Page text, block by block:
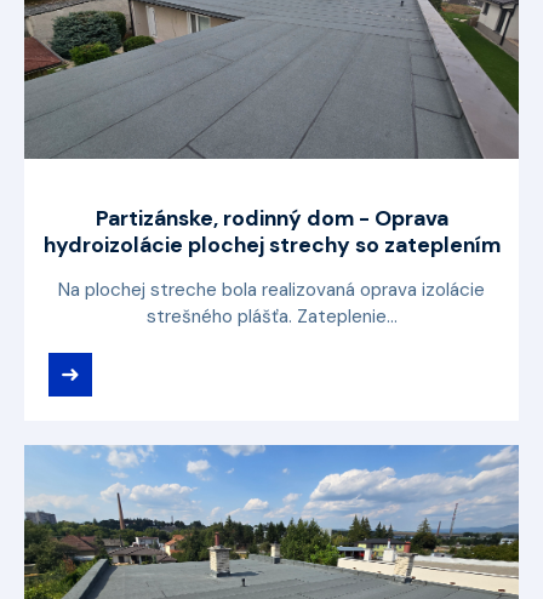
Partizánske, rodinný dom - Oprava
hydroizolácie plochej strechy so zateplením
Na plochej streche bola realizovaná oprava izolácie
strešného plášťa. Zateplenie...
➜